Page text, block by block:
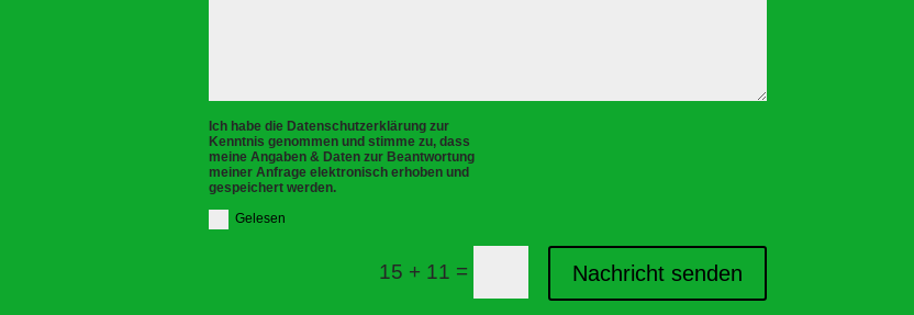
Ich habe die Datenschutzerklärung zur
Kenntnis genommen und stimme zu, dass
meine Angaben & Daten zur Beantwortung
meiner Anfrage elektronisch erhoben und
gespeichert werden.
Gelesen
15 + 11 = Nachricht senden